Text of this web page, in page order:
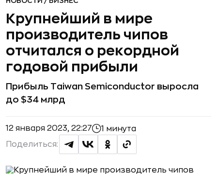
Крупнейший в мире
производитель чипов
отчитался о рекордной
годовой прибыли
Прибыль Taiwan Semiconductor выросла
до $34 млрд
12 января 2023, 22:27 1 минута
Поделиться: